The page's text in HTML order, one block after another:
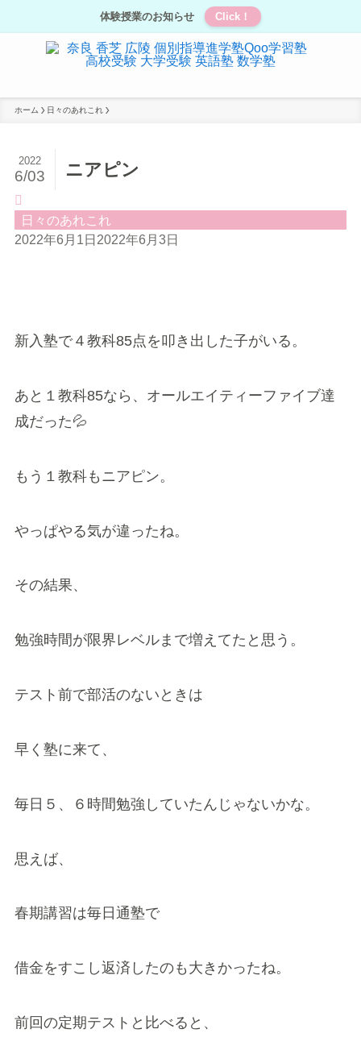
体験授業のお知らせ Click！
ホーム 日々のあれこれ
ニアピン
2022
6/03
日々のあれこれ
2022年6月1日 2022年6月3日
新入塾で４教科85点を叩き出した子がいる。
あと１教科85なら、オールエイティーファイブ達
成だった💦
もう１教科もニアピン。
やっぱやる気が違ったね。
その結果、
勉強時間が限界レベルまで増えてたと思う。
テスト前で部活のないときは
早く塾に来て、
毎日５、６時間勉強していたんじゃないかな。
思えば、
春期講習は毎日通塾で
借金をすこし返済したのも大きかったね。
前回の定期テストと比べると、